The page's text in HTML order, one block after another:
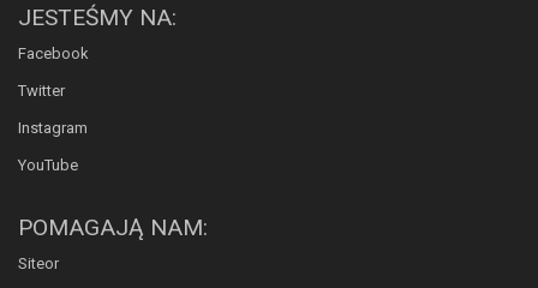
JESTEŚMY NA:
Facebook
Twitter
Instagram
YouTube
POMAGAJĄ NAM:
Siteor